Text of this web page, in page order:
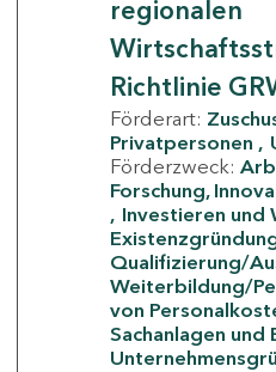
regionalen
Richtlinie
Förderart:
Privatpersonen
Förderzweck:
Forschung,
Investieren und
Qualifizierung/
Weiterbildung/
von
Sachanlagen und